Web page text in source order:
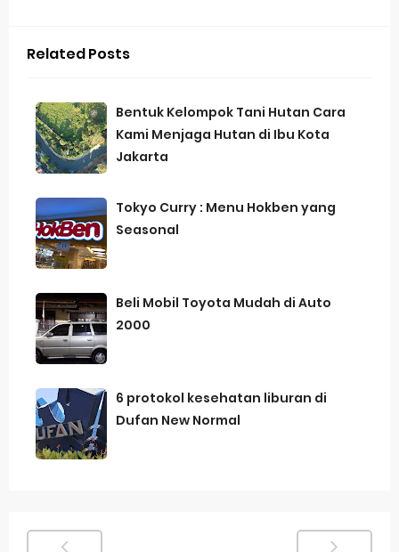
Related Posts
Bentuk Kelompok Tani Hutan Cara
Kami Menjaga Hutan di Ibu Kota
Jakarta
Tokyo Curry : Menu Hokben yang
Seasonal
Beli Mobil Toyota Mudah di Auto
2000
6 protokol kesehatan liburan di
Dufan New Normal